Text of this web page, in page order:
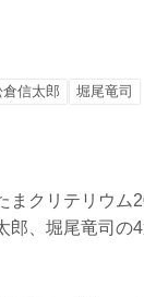
倉信太郎 堀尾竜司
クリテリウム
、堀尾竜司の